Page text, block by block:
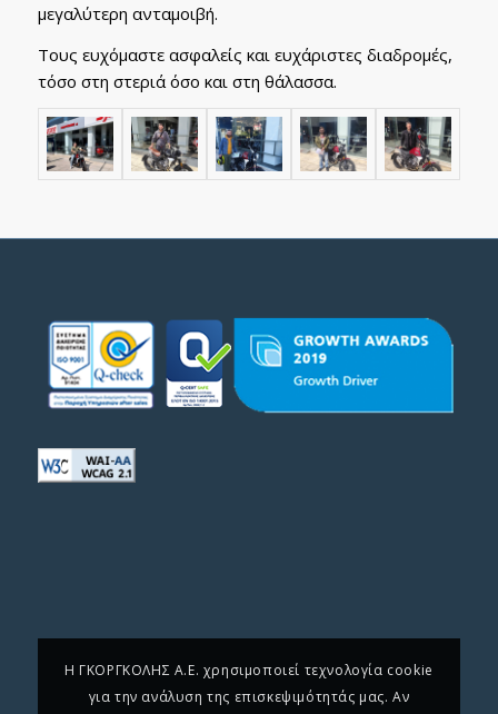
μεγαλύτερη ανταμοιβή.
Τους ευχόμαστε ασφαλείς και ευχάριστες διαδρομές,
τόσο στη στεριά όσο και στη θάλασσα.
H ΓΚΟΡΓΚΟΛΗΣ A.E. χρησιμοποιεί τεχνολογία cookie
για την ανάλυση της επισκεψιμότητάς μας. Αν